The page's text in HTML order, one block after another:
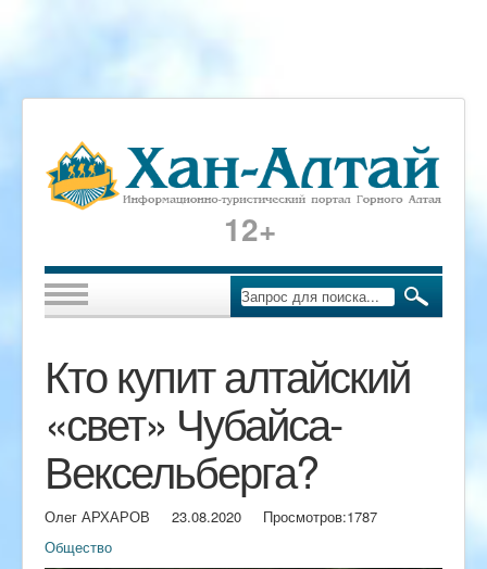
12+
Кто купит алтайский
«свет» Чубайса-
Вексельберга?
Олег АРХАРОВ 23.08.2020 Просмотров:1787
Общество